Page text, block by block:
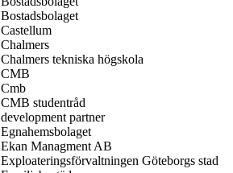
Bostadsbolaget
Castellum
Chalmers
Chalmers tekniska högskola
CMB
Cmb
CMB studentråd
development partner
Egnahemsbolaget
Ekan Managment AB
Exploateringsförvaltningen Göteborgs stad